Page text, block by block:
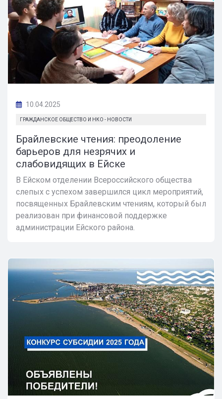
10.04.2025
ГРАЖДАНСКОЕ ОБЩЕСТВО И НКО - НОВОСТИ
Брайлевские чтения: преодоление
барьеров для незрячих и
слабовидящих в Ейске
В Ейском отделении Всероссийского общества
слепых с успехом завершился цикл мероприятий,
посвященных Брайлевским чтениям, который был
реализован при финансовой поддержке
администрации Ейского района.